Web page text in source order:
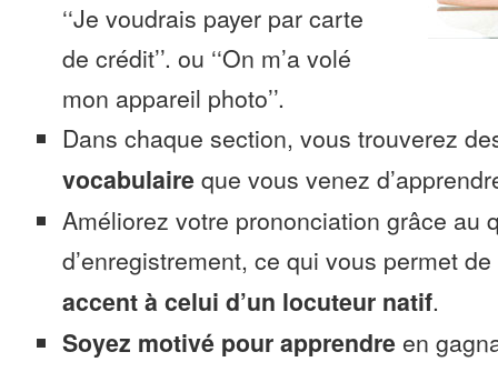
‘‘Je voudrais payer par carte
de crédit’’. ou ‘‘On m’a volé
mon appareil photo’’.
Dans chaque section, vous trouverez
vocabulaire que vous venez
Améliorez votre prononciation grâce au
d’enregistrement, ce qui vous permet de
accent à celui d’un locuteur natif.
Soyez motivé pour apprendre en